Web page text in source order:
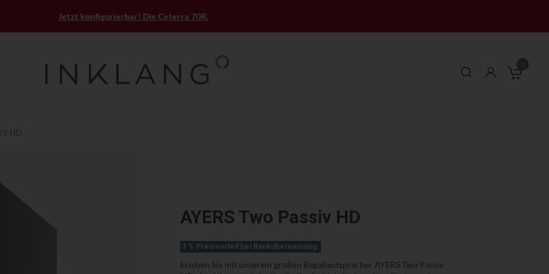
0
Jetzt konfigurierbar! Die Ceterra 70R.
HD
AYERS Two Passiv HD
3 % Preisvorteil bei Banküberweisung.
Erleben Sie mit unserem großen Regallautsprecher AYERS Two Passiv